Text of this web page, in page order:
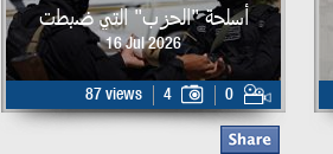
أسلحة "الحزب" التي ضبطت
16 Jul 2026
87 views 4 0